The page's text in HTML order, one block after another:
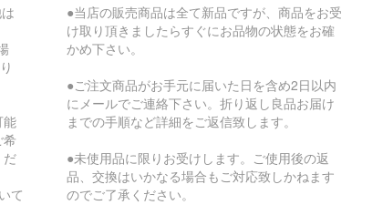
能
だ
て
●当店の販売商品は全て新品ですが、商品をお受
け取り頂きましたらすぐにお品物の状態をお確
かめ下さい。
●ご注文商品がお手元に届いた日を含め2日以内
にメールでご連絡下さい。折り返し良品お届け
までの手順など詳細をご返信致します。
●未使用品に限りお受けします。ご使用後の返
品、交換はいかなる場合もご対応致しかねます
のでご了承ください。